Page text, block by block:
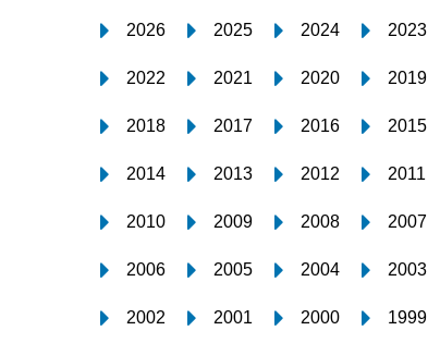
2026 2025 2024 2023
2022 2021 2020 2019
2018 2017 2016 2015
2014 2013 2012 2011
2010 2009 2008 2007
2006 2005 2004 2003
2002 2001 2000 1999